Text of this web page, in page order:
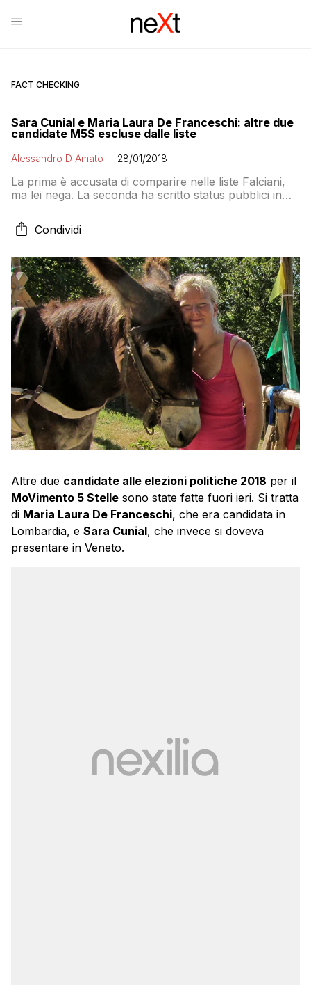
FACT CHECKING
Sara Cunial e Maria Laura De Franceschi: altre due
candidate M5S escluse dalle liste
Alessandro D'Amato 28/01/2018
La prima è accusata di comparire nelle liste Falciani,
ma lei nega. La seconda ha scritto status pubblici in
media se ne sono accorti li ha resi privati. Ma è stata
esclusa lo stesso. La cosa curiosa è che i controllori
“turpiloquio” non se ne sono accorti prima dei giornali.
Chissà come mai…
Condividi
Altre due candidate alle elezioni politiche 2018 per il
MoVimento 5 Stelle sono state fatte fuori ieri. Si tratta
di Maria Laura De Franceschi, che era candidata in
Lombardia, e Sara Cunial, che invece si doveva
presentare in Veneto.